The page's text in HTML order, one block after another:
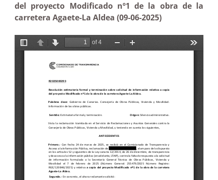
del proyecto Modificado nº1 de la obra de la
carretera Agaete-La Aldea (09-06-2025)